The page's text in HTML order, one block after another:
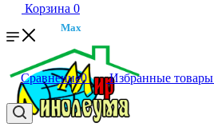
Корзина 0
Max
Сравнение0 Избранные товары